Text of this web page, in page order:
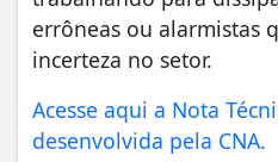
errôneas ou alarmistas
incerteza no setor.
Acesse aqui a Nota
desenvolvida pela CNA.